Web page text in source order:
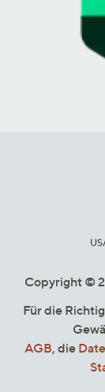
Copyright ©
Für die
AGB, die